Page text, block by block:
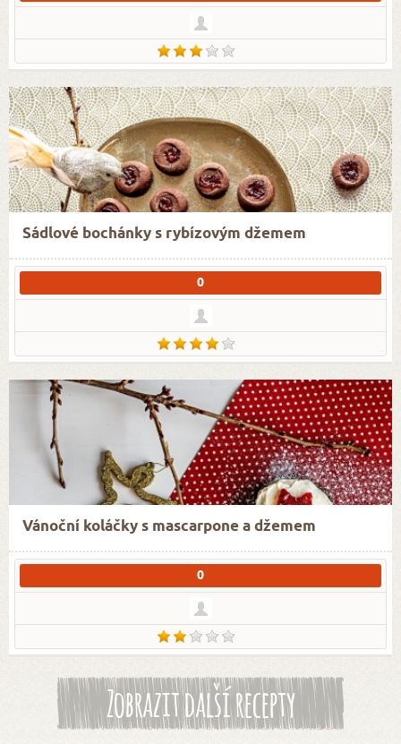
Sádlové bochánky s rybízovým džemem
0
Vánoční koláčky s mascarpone a džemem
0
Zobrazit další recepty